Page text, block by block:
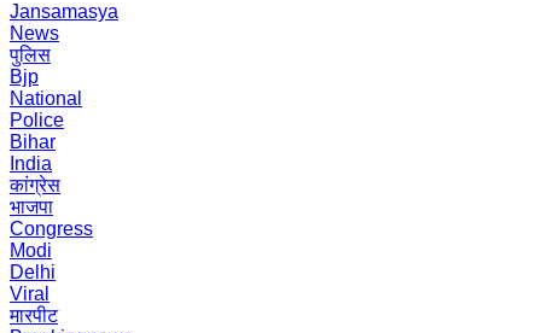
Jansamasya
News
पुलिस
Bjp
National
Police
Bihar
India
कांग्रेस
भाजपा
Congress
Modi
Delhi
Viral
मारपीट